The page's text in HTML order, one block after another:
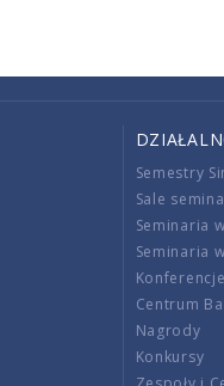
Semestry
Sale
Seminaria
Seminaria
Konferencje
Centrum
Nagrody
Konkursy